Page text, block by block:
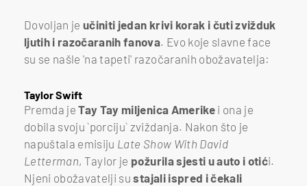
Dovoljan je učiniti jedan krivi korak i čuti zvižduk
ljutih i razočaranih fanova. Evo koje slavne face
su se našle 'na tapeti' razočaranih obožavatelja:
Taylor Swift
Premda jeTay Tay miljenica Amerikei ona je
dobila svoju `porciju` zviždanja. Nakon što je
napuštala emisiju Late Show With David
Letterman, Taylor je požurila sjesti u auto i otići.
Njeni obožavatelji sustajali ispred i čekali